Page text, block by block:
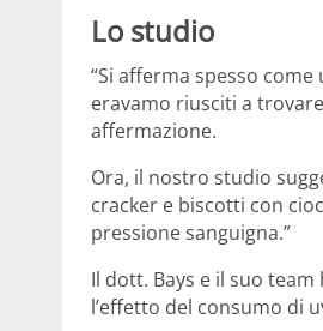
Lo studio
“Si afferma spesso
eravamo riusciti a
affermazione.
Ora, il nostro studio
cracker e biscotti con
pressione sanguigna.”
Il dott. Bays e il suo
l’effetto del consumo di